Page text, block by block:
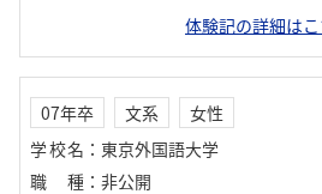
体験記の詳細は
07年卒 文系
女性
学校名 ： 東京外国語大学
職種 ： 非公開